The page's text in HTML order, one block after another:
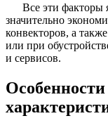
Все эти
значительно
конвекторов, а
или при
и сервисов.